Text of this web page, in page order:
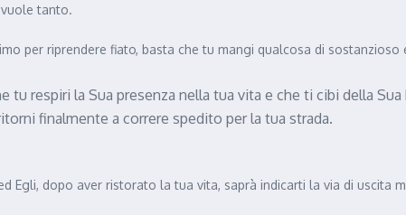
tanto.
per riprendere fiato, basta che tu mangi qualcosa di
tu respiri la Sua presenza nella tua vita e che ti cibi della
finalmente a correre spedito per la tua strada.
Egli, dopo aver ristorato la tua vita, saprà indicarti la via di uscita